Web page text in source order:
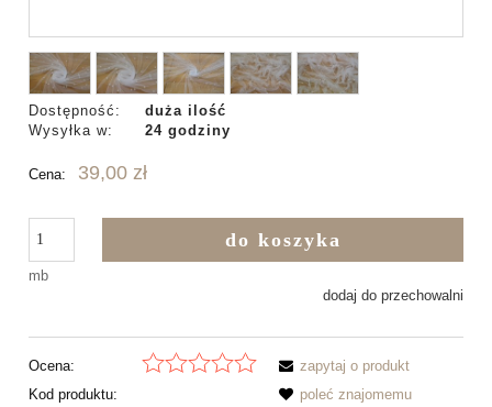
Dostępność:
duża ilość
Wysyłka w:
24 godziny
Cena: 39,00 zł
mb
do koszyka
dodaj do przechowalni
Ocena:
Kod produktu:
zapytaj o produkt
poleć znajomemu